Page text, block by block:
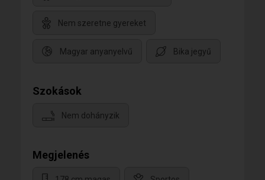
Nem szeretne gyereket
Magyar anyanyelvű Bika jegyű
Szokások
Nem dohányzik
Megjelenés